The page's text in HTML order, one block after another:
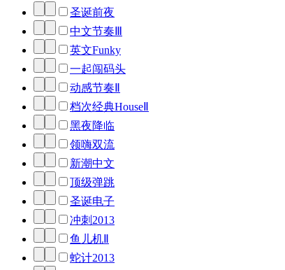
圣诞前夜
中文节奏Ⅲ
英文Funky
一起闯码头
动感节奏Ⅱ
档次经典HouseⅡ
黑夜降临
领嗨双流
新潮中文
顶级弹跳
圣诞电子
冲刺2013
鱼儿机Ⅱ
蛇计2013